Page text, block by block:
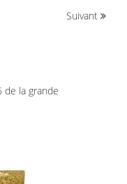
Suivant
de la grande